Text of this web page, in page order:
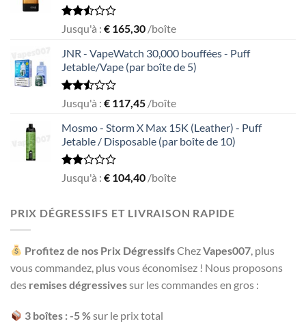
Rated
out
of 5
Jusqu'à : € 165,30 /boîte
JNR - VapeWatch 30,000 bouffées - Puff
Jetable/Vape (par boîte de 5)
Rated
out
of 5
Jusqu'à : € 117,45 /boîte
Mosmo - Storm X Max 15K (Leather) - Puff
Jetable / Disposable (par boîte de 10)
Rated
of 5
Jusqu'à : € 104,40 /boîte
PRIX DÉGRESSIFS ET LIVRAISON RAPIDE
Profitez de nos Prix DégressifsChezVapes007 , plus
vous commandez, plus vous économisez ! Nous proposons
des remises dégressivessur les commandes en gros :
3 boîtes : -5 %sur le prix total